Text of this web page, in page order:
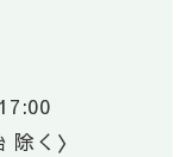
除く〉